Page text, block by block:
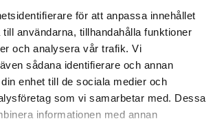
för att anpassa innehållet
användarna, tillhandahålla funktioner
och analysera vår trafik. Vi
sådana identifierare och annan
enhet till de sociala medier och
som vi samarbetar med. Dessa
informationen med annan
inlägg
Rapporterande
köpts – och sålts